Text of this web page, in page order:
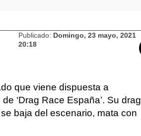
Publicado: Domingo, 23 mayo, 2021
20:18
que viene dispuesta a
‘Drag Race España’. Su drag
baja del escenario, mata con